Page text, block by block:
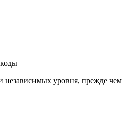
независимых уровня, прежде чем